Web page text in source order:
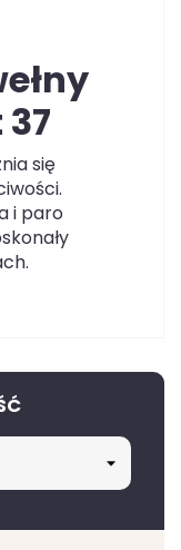
się
i paro